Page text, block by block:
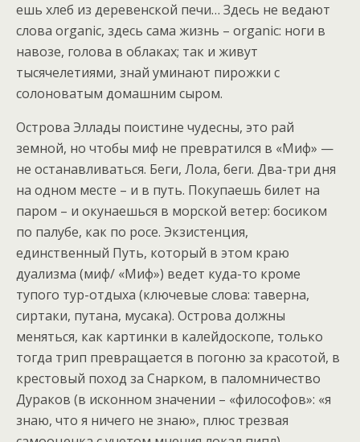
ешь хлеб из деревенской печи… Здесь не ведают
слова organic, здесь сама жизнь – organiс: ноги в
навозе, голова в облаках; так и живут
тысячелетиями, знай уминают пирожки с
солоноватым домашним сыром.
Острова Эллады поистине чудесны, это рай
земной, но чтобы миф не превратился в «Миф» —
не останавливаться. Беги, Лола, беги. Два-три дня
на одном месте – и в путь. Покупаешь билет на
паром – и окунаешься в морской ветер: босиком
по палубе, как по росе. Экзистенция,
единственный Путь, который в этом краю
дуализма (миф/ «Миф») ведет куда-то кроме
тупого тур-отдыха (ключевые слова: таверна,
сиртаки, путана, мусака). Острова должны
меняться, как картинки в калейдоскопе, только
тогда трип превращается в погоню за красотой, в
крестовый поход за Снарком, в паломничество
Дураков (в исконном значении – «философов»: «я
знаю, что я ничего не знаю», плюс трезвая